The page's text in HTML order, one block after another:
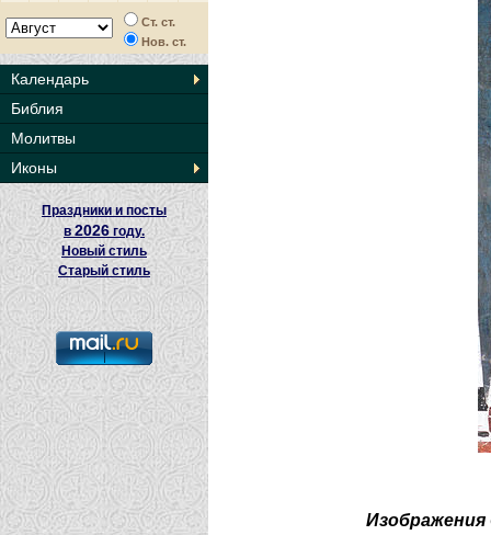
Ст. ст.
Нов. ст.
Календарь
Библия
Молитвы
Иконы
Праздники и посты
в2026 году.
Новый стиль
Старый стиль